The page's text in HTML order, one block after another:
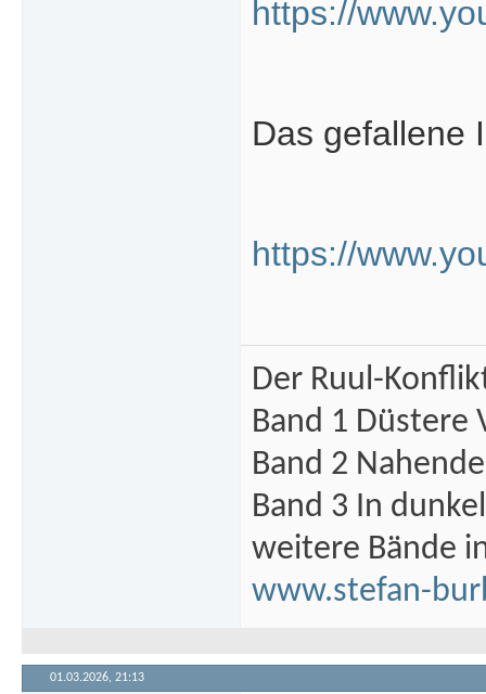
https://
Das gefallene
https://
Der Ruul-
Band 1 Düstere
Band 2
Band 3 In
weitere Bände
www.stefan-
01.03.2026, 21:13